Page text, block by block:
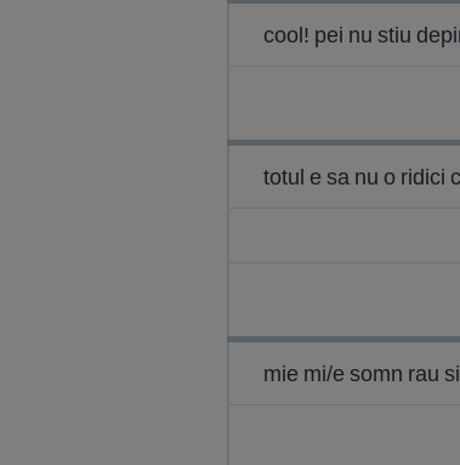
cool! pei nu stiu
totul e sa nu o ridici
mie mi/e somn rau